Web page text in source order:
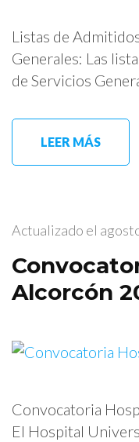
Listas de
Generales: Las
de Servicios
LEER MÁS
Actualizado el
Alcorcón
Convocatoria
El Hospital